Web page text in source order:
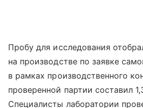
Пробу для исследования
на производстве по заявке
в рамках производственного
проверенной партии составил
Специалисты лаборатории